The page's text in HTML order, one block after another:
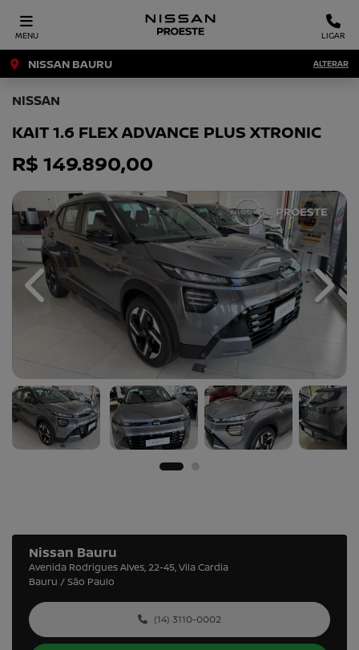
MENU LIGAR
NISSAN BAURU ALTERAR
NISSAN
KAIT 1.6 FLEX ADVANCE PLUS XTRONIC
R$ 149.890,00
Previous Next
Nissan Bauru
Avenida Rodrigues Alves, 22-45, Vila Cardia
Bauru / São Paulo
(14) 3110-0002